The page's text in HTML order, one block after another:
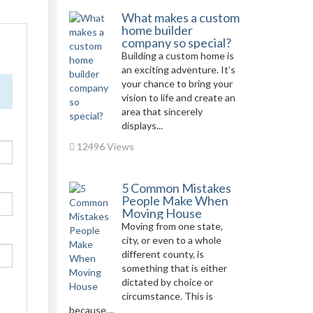
What makes a custom
home builder
company so special?
Building a custom home is
an exciting adventure. It’s
your chance to bring your
vision to life and create an
area that sincerely
displays...
12496 Views
5 Common Mistakes
People Make When
Moving House
Moving from one state,
city, or even to a whole
different county, is
something that is either
dictated by choice or
circumstance. This is
because,...